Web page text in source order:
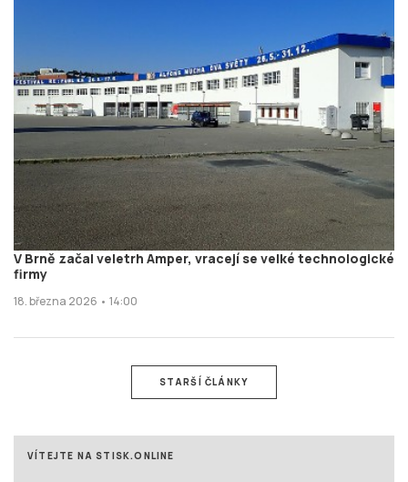
V Brně začal veletrh Amper, vracejí se velké technologické
firmy
18. března 2026 • 14:00
STARŠÍ ČLÁNKY
VÍTEJTE NA STISK.ONLINE